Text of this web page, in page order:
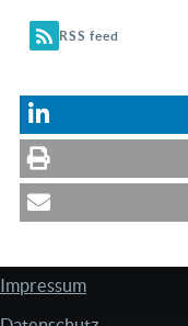
RSS feed
FUSSZEILE
Impressum